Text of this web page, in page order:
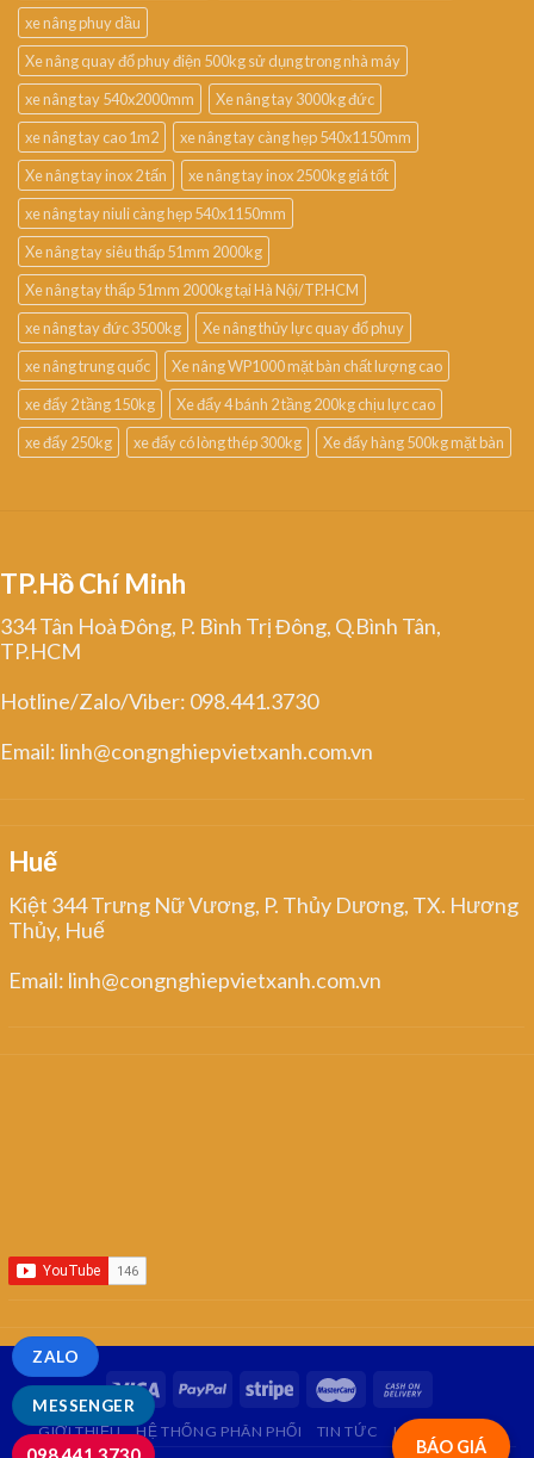
xe nâng phuy dầu
Xe nâng quay đổ phuy điện 500kg sử dụng trong nhà máy
xe nâng tay 540x2000mm
Xe nâng tay 3000kg đức
xe nâng tay cao 1m2
xe nâng tay càng hẹp 540x1150mm
Xe nâng tay inox 2 tấn
xe nâng tay inox 2500kg giá tốt
xe nâng tay niuli càng hẹp 540x1150mm
Xe nâng tay siêu thấp 51mm 2000kg
Xe nâng tay thấp 51mm 2000kg tại Hà Nội/TP.HCM
xe nâng tay đức 3500kg
Xe nâng thủy lực quay đổ phuy
xe nâng trung quốc
Xe nâng WP1000 mặt bàn chất lượng cao
xe đẩy 2 tầng 150kg
Xe đẩy 4 bánh 2 tầng 200kg chịu lực cao
xe đẩy 250kg
xe đẩy có lòng thép 300kg Xe đẩy hàng 500kg mặt bàn
TP.Hồ Chí Minh
334 Tân Hoà Đông, P. Bình Trị Đông, Q.Bình Tân,
TP.HCM
Hotline/Zalo/Viber: 098.441.3730
Email: linh@congnghiepvietxanh.com.vn
Huế
Kiệt 344 Trưng Nữ Vương, P. Thủy Dương, TX. Hương
Thủy, Huế
Email: linh@congnghiepvietxanh.com.vn
BÁO GIÁ
GIỚI THIỆU HỆ THỐNG PHÂN PHỐI TIN TỨC LIÊN HỆ
MESSENGER
ZALO